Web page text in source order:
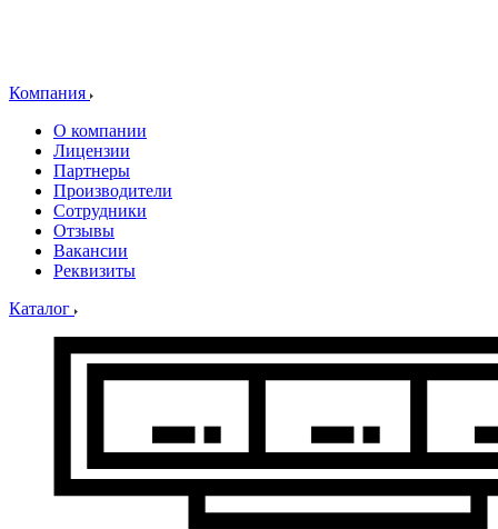
Компания
О компании
Лицензии
Партнеры
Производители
Сотрудники
Отзывы
Вакансии
Реквизиты
Каталог